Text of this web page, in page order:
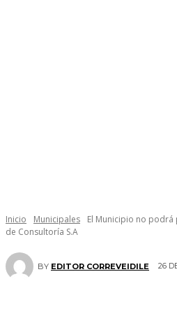
Inicio Municipales
El Municipio no podrá
de Consultoría S.A
BY EDITOR CORREVEIDILE 26